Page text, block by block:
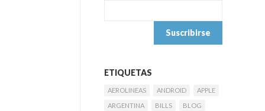
ETIQUETAS
AEROLINEAS ANDROID
APPLE
ARGENTINA
BILLS
BLOG